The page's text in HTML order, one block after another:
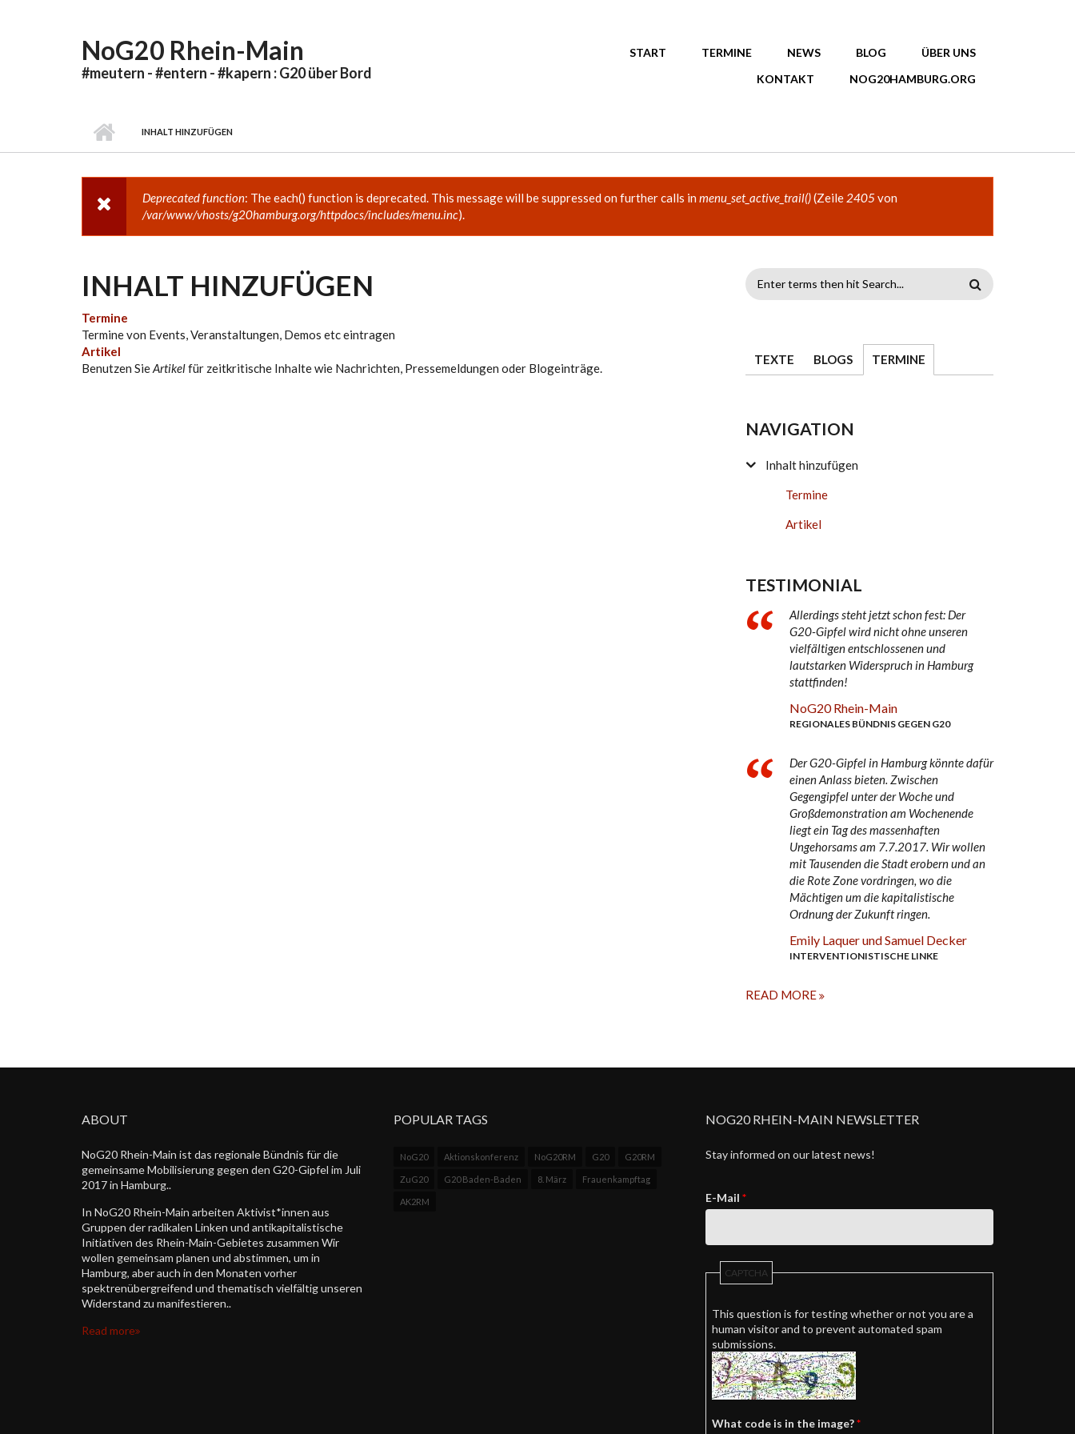
NoG20 Rhein-Main
#meutern - #entern - #kapern : G20 über Bord
START TERMINE NEWS BLOG
ÜBER UNS
KONTAKT
NOG20HAMBURG.ORG
INHALT HINZUFÜGEN
FEHLERMELDUNG
Deprecated function: The each() function is deprecated. This message will be suppressed on further calls inmenu_set_active_trail()(Zeile 2405von
/var/www/vhosts/g20hamburg.org/httpdocs/includes/menu.inc).
INHALT HINZUFÜGEN
Termine
Termine von Events, Veranstaltungen, Demos etc eintragen
Artikel
Benutzen SieArtikelfür zeitkritische Inhalte wie Nachrichten, Pressemeldungen oder Blogeinträge.
SUCHFORMULAR
TEXTE BLOGS TERMINE
NAVIGATION
Inhalt hinzufügen
Termine
Artikel
TESTIMONIAL
Allerdings steht jetzt schon fest: Der
G20-Gipfel wird nicht ohne unseren
vielfältigen entschlossenen und
lautstarken Widerspruch in Hamburg
stattfinden!
NoG20 Rhein-Main
REGIONALES BÜNDNIS GEGEN G20
Der G20-Gipfel in Hamburg könnte dafür
einen Anlass bieten. Zwischen
Gegengipfel unter der Woche und
Großdemonstration am Wochenende
liegt ein Tag des massenhaften
Ungehorsams am 7.7.2017. Wir wollen
mit Tausenden die Stadt erobern und an
die Rote Zone vordringen, wo die
Mächtigen um die kapitalistische
Ordnung der Zukunft ringen.
Emily Laquer und Samuel Decker
INTERVENTIONISTISCHE LINKE
READ MORE
ABOUT
NoG20 Rhein-Main ist das regionale Bündnis für die
gemeinsame Mobilisierung gegen den G20-Gipfel im Juli
2017 in Hamburg..
In NoG20 Rhein-Main arbeiten Aktivist*innen aus
Gruppen der radikalen Linken und antikapitalistische
Initiativen des Rhein-Main-Gebietes zusammen Wir
wollen gemeinsam planen und abstimmen, um in
Hamburg, aber auch in den Monaten vorher
spektrenübergreifend und thematisch vielfältig unseren
Widerstand zu manifestieren..
Read more
POPULAR TAGS
NoG20 Aktionskonferenz NoG20RM G20 G20RM
ZuG20 G20 Baden-Baden 8. März Frauenkampftag
AK2RM
NOG20 RHEIN-MAIN NEWSLETTER
Stay informed on our latest news!
E-Mail *
CAPTCHA
This question is for testing whether or not you are a
human visitor and to prevent automated spam
submissions.
What code is in the image?*